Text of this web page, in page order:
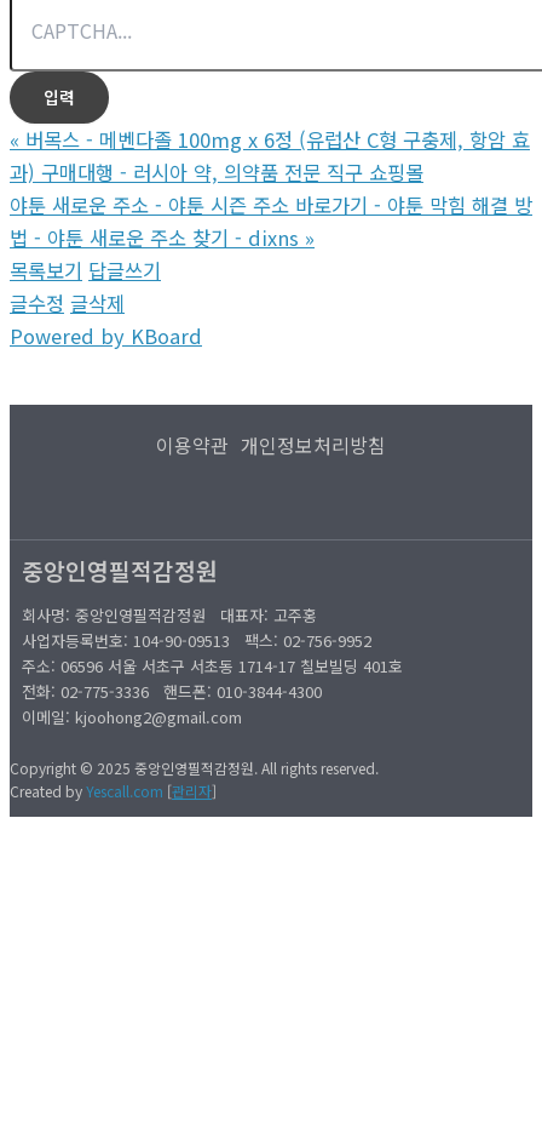
« 버목스 - 메벤다졸 100mg x 6정 (유럽산 C형 구충제, 항암 효
과) 구매대행 - 러시아 약, 의약품 전문 직구 쇼핑몰
야툰 새로운 주소 - 야툰 시즌 주소 바로가기 - 야툰 막힘 해결 방
법 - 야툰 새로운 주소 찾기 - dixns »
목록보기 답글쓰기
글수정 글삭제
Powered by KBoard
이용약관 개인정보처리방침
중앙인영필적감정원
회사명: 중앙인영필적감정원 대표자: 고주홍
사업자등록번호: 104-90-09513
팩스: 02-756-9952
주소: 06596 서울 서초구 서초동 1714-17 칠보빌딩 401호
전화: 02-775-3336 핸드폰: 010-3844-4300
이메일: kjoohong2@gmail.com
Copyright © 2025 중앙인영필적감정원. All rights reserved.
Created byYescall.com [관리자]